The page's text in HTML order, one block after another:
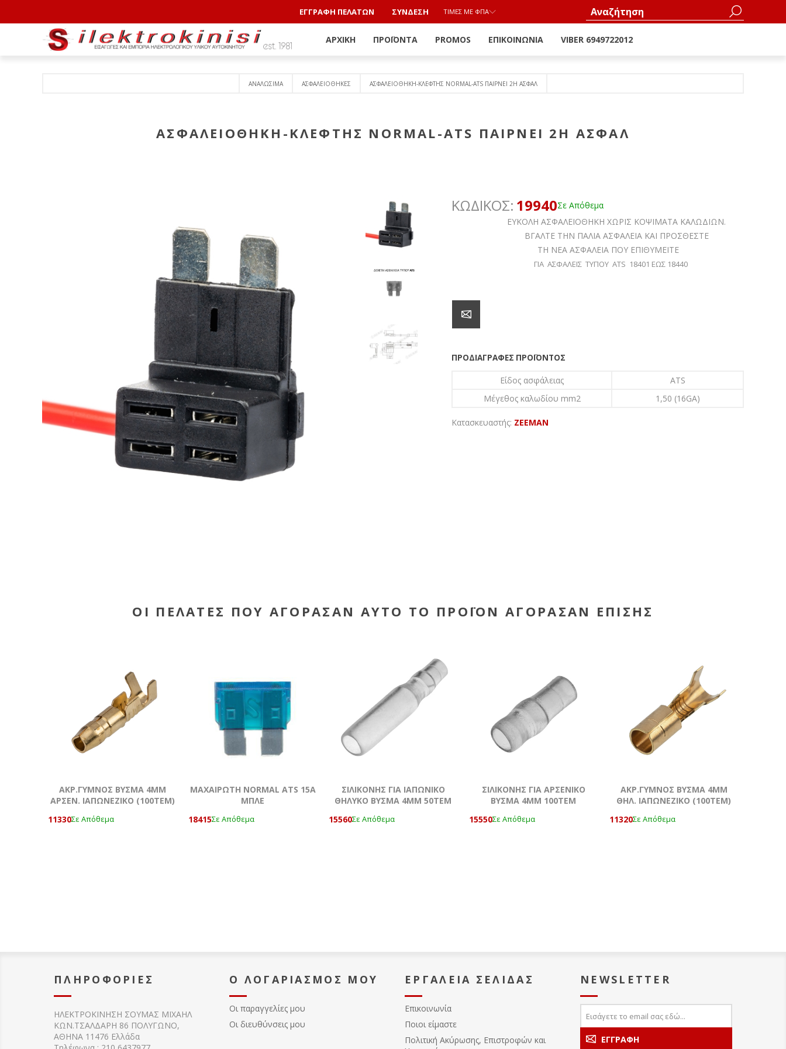
ΕΓΓΡΑΦΗ ΠΕΛΑΤΩΝ ΣΎΝΔΕΣΗ ΤΙΜΈΣ ΜΕ ΦΠΑ
ΑΡΧΙΚΉ ΠΡΟΪΌΝΤΑ PROMOS ΕΠΙΚΟΙΝΩΝΊΑ VIBER 6949722012
ΑΝΑΛΩΣΙΜΑ AΣΦΑΛΕΙΟΘΗΚΕΣ AΣΦΑΛΕΙΟΘΗΚΗ-ΚΛΕΦΤΗΣ NORMAL-ATS ΠΑΙΡΝΕΙ 2Η ΑΣΦΑΛ
AΣΦΑΛΕΙΟΘΗΚΗ-ΚΛΕΦΤΗΣ NORMAL-ATS ΠΑΙΡΝΕΙ 2Η ΑΣΦΑΛ
ΚΩΔΙΚΟΣ: 19940Σε Απόθεμα
ΕΥΚΟΛΗ ΑΣΦΑΛΕΙΟΘΗΚΗ ΧΩΡΙΣ ΚΟΨΙΜΑΤΑ ΚΑΛΩΔΙΩΝ.
ΒΓΑΛΤΕ ΤΗΝ ΠΑΛΙΑ ΑΣΦΑΛΕΙΑ ΚΑΙ ΠΡΟΣΘΕΣΤE
ΤΗ ΝΕΑ ΑΣΦΑΛΕΙΑ ΠΟΥ ΕΠΙΘΥΜΕΙΤΕ
ΓΙΑ ΑΣΦΑΛΕΙΣ ΤΥΠΟΥ ΑΤS 18401 ΕΩΣ 18440
ΠΡΟΔΙΑΓΡΑΦΈΣ ΠΡΟΪΌΝΤΟΣ
Είδος ασφάλειας
ATS
Μέγεθος καλωδίου mm2
1,50 (16GA)
Κατασκευαστής: ZEEMAN
ΟΙ ΠΕΛΆΤΕΣ ΠΟΥ ΑΓΌΡΑΣΑΝ ΑΥΤΌ ΤΟ ΠΡΟΪΌΝ ΑΓΌΡΑΣΑΝ ΕΠΊΣΗΣ
ΑΚΡ.ΓΥΜΝΟΣ ΒΥΣΜΑ 4MM
ΑΡΣΕΝ. ΙΑΠΩΝΕΖΙΚΟ (100ΤΕΜ)
11330Σε Απόθεμα
ΜΑΧΑΙΡΩΤΗ NORMAL ATS 15A
ΜΠΛΕ
18415Σε Απόθεμα
ΣΙΛΙΚΟΝΗΣ ΓΙΑ ΙΑΠΩΝΙΚΟ
ΘΗΛΥΚΟ ΒΥΣΜΑ 4ΜΜ 50ΤΕΜ
15560Σε Απόθεμα
ΣΙΛΙΚΟΝΗΣ ΓΙΑ ΑΡΣΕΝΙΚΟ
ΒΥΣΜΑ 4ΜΜ 100ΤΕΜ
15550Σε Απόθεμα
ΑΚΡ.ΓΥΜΝΟΣ ΒΥΣΜΑ 4MM
ΘΗΛ. ΙΑΠΩΝΕΖΙΚΟ (100ΤΕΜ)
11320Σε Απόθεμα
ΠΛΗΡΟΦΟΡΊΕΣ
ΗΛΕΚΤΡΟΚΙΝΗΣΗ ΣΟΥΜΑΣ MIXAHΛ
ΚΩΝ.ΤΣΑΛΔΑΡΗ 86 ΠΟΛΥΓΩΝΟ,
ΑΘΗΝΑ 11476 Ελλάδα
Ο ΛΟΓΑΡΙΑΣΜΌΣ ΜΟΥ
Οι παραγγελίες μου
Οι διευθύνσεις μου
ΕΡΓΑΛΕΊΑ ΣΕΛΊΔΑΣ
Επικοινωνία
Ποιοι είμαστε
Πολιτική Ακύρωσης, Eπιστροφών και
NEWSLETTER